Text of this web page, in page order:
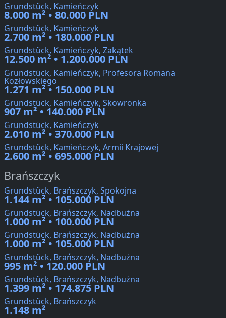
Grundstück, Kamieńczyk
8.000 m² • 80.000 PLN
Grundstück, Kamieńczyk
2.700 m² • 180.000 PLN
Grundstück, Kamieńczyk, Zakątek
12.500 m² • 1.200.000 PLN
Grundstück, Kamieńczyk, Profesora Romana
Kozłowskiego
1.271 m² • 150.000 PLN
Grundstück, Kamieńczyk, Skowronka
907 m² • 140.000 PLN
Grundstück, Kamieńczyk
2.010 m² • 370.000 PLN
Grundstück, Kamieńczyk, Armii Krajowej
2.600 m² • 695.000 PLN
Brańszczyk
Grundstück, Brańszczyk, Spokojna
1.144 m² • 105.000 PLN
Grundstück, Brańszczyk, Nadbużna
1.000 m² • 100.000 PLN
Grundstück, Brańszczyk, Nadbużna
1.000 m² • 105.000 PLN
Grundstück, Brańszczyk, Nadbużna
995 m² • 120.000 PLN
Grundstück, Brańszczyk, Nadbużna
1.399 m² • 174.875 PLN
Grundstück, Brańszczyk
1.148 m²